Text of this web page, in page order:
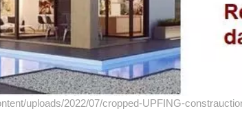
uploads/2022/07/cropped-UPFING-